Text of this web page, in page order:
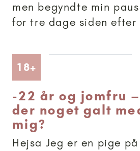
men begyndte min
for tre dage siden efter
18+ Artikler anbefalet
-22 år og jomfru
der noget galt
mig?
Hejsa Jeg er en pige